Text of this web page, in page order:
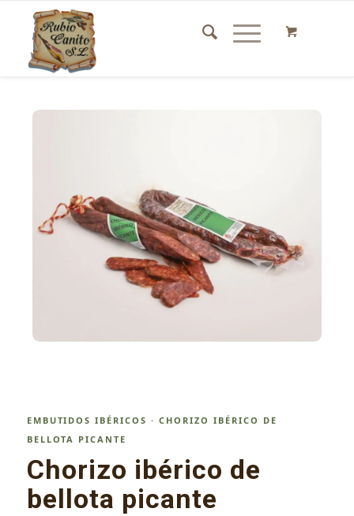
EMBUTIDOS IBÉRICOS · CHORIZO IBÉRICO DE
BELLOTA PICANTE
Chorizo ibérico de
bellota picante